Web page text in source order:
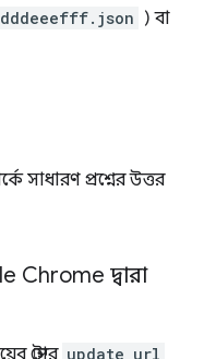
) বা
সাধারণ প্রশ্নের উত্তর
Chrome দ্বারা
স্টোর update_url